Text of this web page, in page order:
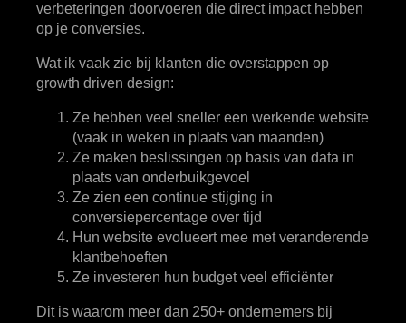
verbeteringen doorvoeren die direct impact hebben
op je conversies.
Wat ik vaak zie bij klanten die overstappen op
growth driven design:
Ze hebben veel sneller een werkende website
(vaak in weken in plaats van maanden)
Ze maken beslissingen op basis van data in
plaats van onderbuikgevoel
Ze zien een continue stijging in
conversiepercentage over tijd
Hun website evolueert mee met veranderende
klantbehoeften
Ze investeren hun budget veel efficiënter
Dit is waarom meer dan 250+ ondernemers bij